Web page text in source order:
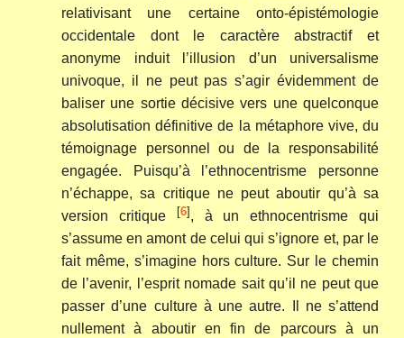
relativisant une certaine onto-épistémologie
occidentale dont le caractère abstractif et
anonyme induit l’illusion d’un universalisme
univoque, il ne peut pas s’agir évidemment de
baliser une sortie décisive vers une quelconque
absolutisation définitive de la métaphore vive, du
témoignage personnel ou de la responsabilité
engagée. Puisqu’à l’ethnocentrisme personne
n’échappe, sa critique ne peut aboutir qu’à sa
version critique [6], à un ethnocentrisme qui
s’assume en amont de celui qui s’ignore et, par le
fait même, s’imagine hors culture. Sur le chemin
de l’avenir, l’esprit nomade sait qu’il ne peut que
passer d’une culture à une autre. Il ne s’attend
nullement à aboutir en fin de parcours à un